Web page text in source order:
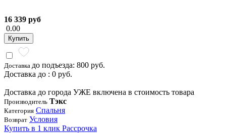
16 339 руб
0.00
Купить
Доставка до подъезда: 800 руб.
Доставка до : 0 руб.
Доставка до города УЖЕ включена в стоимость товара
Производитель Тэкс
Категория Спальня
Возврат Условия
Купить в 1 клик Рассрочка